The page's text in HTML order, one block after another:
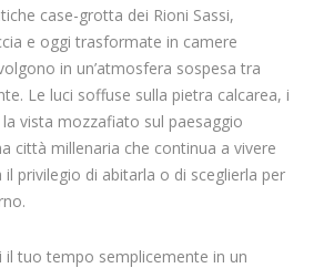
case-grotta dei Rioni Sassi,
e oggi trasformate in camere
in un’atmosfera sospesa tra
Le luci soffuse sulla pietra calcarea, i
vista mozzafiato sul paesaggio
città millenaria che continua a vivere
privilegio di abitarla o di sceglierla per
il tuo tempo semplicemente in un